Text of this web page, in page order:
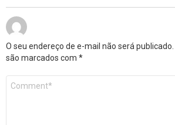
O seu endereço de e-mail não será publicado.
são marcados com *